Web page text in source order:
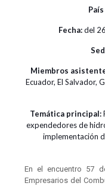
Fecha:del
Miembros
Ecuador, El Salvador,
Temática principal:
expendedores de
implementación
En el encuentro 57
Empresarios del